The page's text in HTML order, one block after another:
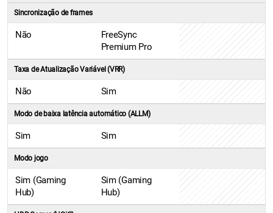
Sincronização de frames
Não
FreeSync
Premium Pro
Taxa de Atualização Variável (VRR)
Não Sim
Modo de baixa latência automático (ALLM)
Sim Sim
Modo jogo
Sim (Gaming
Hub)
Sim (Gaming
Hub)